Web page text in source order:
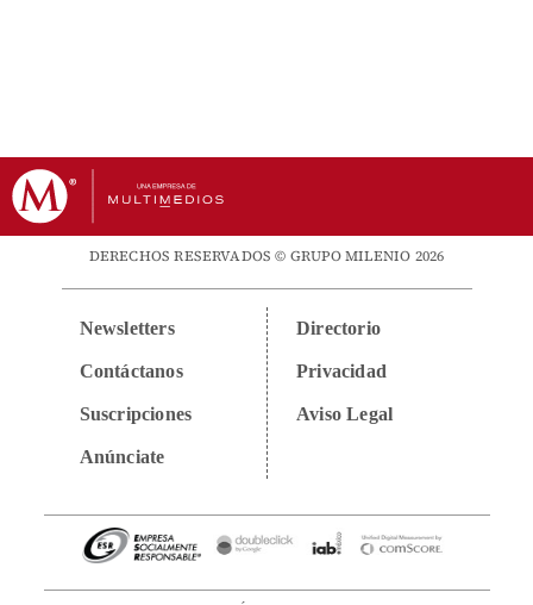
DERECHOS RESERVADOS © GRUPO MILENIO 2026
Newsletters
Contáctanos
Suscripciones
Anúnciate
Directorio
Privacidad
Aviso Legal